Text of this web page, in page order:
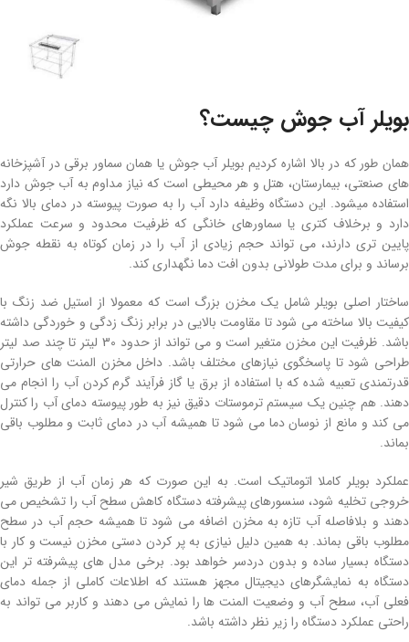
بویلر آب جوش چیست؟
همان طور که در بالا اشاره کردیم بویلر آب جوش یا همان سماور برقی در آشپزخانه
های صنعتی، بیمارستان، هتل و هر محیطی است که نیاز مداوم به آب جوش دارد
استفاده میشود. این دستگاه وظیفه دارد آب را به صورت پیوسته در دمای بالا نگه
دارد و برخلاف کتری یا سماورهای خانگی که ظرفیت محدود و سرعت عملکرد
پایین تری دارند، می تواند حجم زیادی از آب را در زمان کوتاه به نقطه جوش
برساند و برای مدت طولانی بدون افت دما نگهداری کند.
ساختار اصلی بویلر شامل یک مخزن بزرگ است که معمولا از استیل ضد زنگ با
کیفیت بالا ساخته می شود تا مقاومت بالایی در برابر زنگ زدگی و خوردگی داشته
باشد. ظرفیت این مخزن متغیر است و می تواند از حدود 30 لیتر تا چند صد لیتر
طراحی شود تا پاسخگوی نیازهای مختلف باشد. داخل مخزن المنت های حرارتی
قدرتمندی تعبیه شده که با استفاده از برق یا گاز فرآیند گرم کردن آب را انجام می
دهند. هم چنین یک سیستم ترموستات دقیق نیز به طور پیوسته دمای آب را کنترل
می کند و مانع از نوسان دما می شود تا همیشه آب در دمای ثابت و مطلوب باقی
بماند.
عملکرد بویلر کاملا اتوماتیک است. به این صورت که هر زمان آب از طریق شیر
خروجی تخلیه شود، سنسورهای پیشرفته دستگاه کاهش سطح آب را تشخیص می
دهند و بلافاصله آب تازه به مخزن اضافه می شود تا همیشه حجم آب در سطح
مطلوب باقی بماند. به همین دلیل نیازی به پر کردن دستی مخزن نیست و کار با
دستگاه بسیار ساده و بدون دردسر خواهد بود. برخی مدل های پیشرفته تر این
دستگاه به نمایشگرهای دیجیتال مجهز هستند که اطلاعات کاملی از جمله دمای
فعلی آب، سطح آب و وضعیت المنت ها را نمایش می دهند و کاربر می تواند به
راحتی عملکرد دستگاه را زیر نظر داشته باشد.